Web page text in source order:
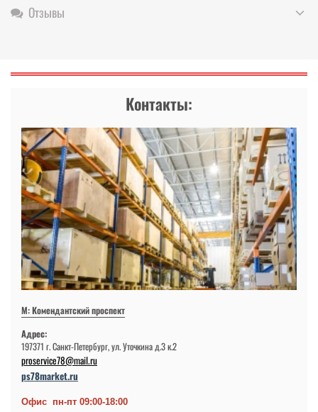
Отзывы
Контакты:
М: Комендантский проспект
Адрес:
197371 г. Санкт-Петербург, ул. Уточкина д.3 к.2
proservice78@mail.ru
ps78market.ru
Офис пн-пт 09:00-18:00